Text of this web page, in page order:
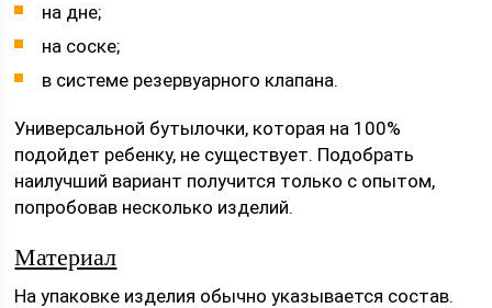
на дне;
на соске;
в системе резервуарного клапана.
Универсальной бутылочки, которая на 100%
подойдет ребенку, не существует. Подобрать
наилучший вариант получится только с опытом,
попробовав несколько изделий.
Материал
На упаковке изделия обычно указывается состав.